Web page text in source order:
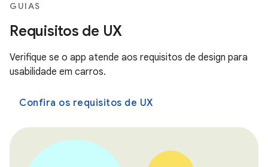
GUIAS
Requisitos de UX
Verifique se o app atende aos requisitos de design para
usabilidade em carros.
Confira os requisitos de UX